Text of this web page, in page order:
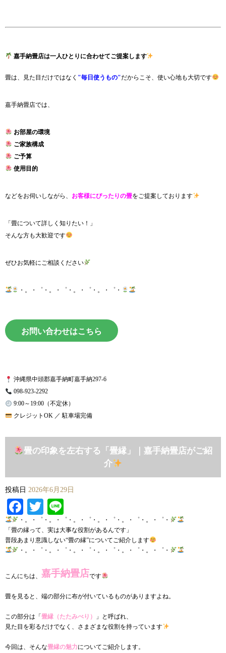
嘉手納畳店は一人ひとりに合わせてご提案します
畳は、見た目だけではなく "毎日使うもの"だからこそ、使い心地も大切です
嘉手納畳店では、
お部屋の環境
ご家族構成
ご予算
使用目的
などをお伺いしながら、 お客様にぴったりの畳をご提案しております
「畳について詳しく知りたい！」
そんな方も大歓迎です
ぜひお気軽にご相談ください
・。・゜・。・゜・。・゜・。・゜・
お問い合わせはこちら
沖縄県中頭郡嘉手納町嘉手納297-6
098-923-2292
9:00～19:00（不定休）
クレジットOK ／ 駐車場完備
畳の印象を左右する「畳縁」｜嘉手納畳店がご紹
介
投稿日 2026年6月29日
Facebook
Twitter
・。・゜・。・゜・。・゜・。・゜・。・゜・。・゜・
「畳の縁って、実は大事な役割があるんです」
普段あまり意識しない“畳の縁”についてご紹介します
・。・゜・。・゜・。・゜・。・゜・。・゜・。・゜・
こんにちは、 嘉手納畳店です
畳を見ると、端の部分に布が付いているものがありますよね。
この部分は「畳縁（たたみべり）
」と呼ばれ、
見た目を彩るだけでなく、さまざまな役割を持っています
今回は、そんな畳縁の魅力についてご紹介します。